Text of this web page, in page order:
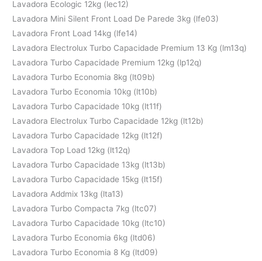
Lavadora Ecologic 12kg (lec12)
Lavadora Mini Silent Front Load De Parede 3kg (lfe03)
Lavadora Front Load 14kg (lfe14)
Lavadora Electrolux Turbo Capacidade Premium 13 Kg (lm13q)
Lavadora Turbo Capacidade Premium 12kg (lp12q)
Lavadora Turbo Economia 8kg (lt09b)
Lavadora Turbo Economia 10kg (lt10b)
Lavadora Turbo Capacidade 10kg (lt11f)
Lavadora Electrolux Turbo Capacidade 12kg (lt12b)
Lavadora Turbo Capacidade 12kg (lt12f)
Lavadora Top Load 12kg (lt12q)
Lavadora Turbo Capacidade 13kg (lt13b)
Lavadora Turbo Capacidade 15kg (lt15f)
Lavadora Addmix 13kg (lta13)
Lavadora Turbo Compacta 7kg (ltc07)
Lavadora Turbo Capacidade 10kg (ltc10)
Lavadora Turbo Economia 6kg (ltd06)
Lavadora Turbo Economia 8 Kg (ltd09)